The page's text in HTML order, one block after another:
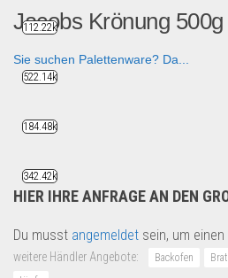
Jacobs Krönung
Sie suchen Palettenware? Da...
B2B Produkte
HIER IHRE ANFRAGE AN DEN
Du musst angemeldet sein, um
weitere Händler Angebote: Backofen
112.22k
522.14k
184.48k
342.42k